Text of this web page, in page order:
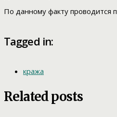
По данному факту проводится
Tagged in:
кража
Related posts